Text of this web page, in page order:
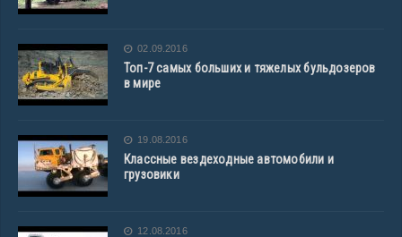
02.09.2016
Топ-7 самых больших и тяжелых бульдозеров
в мире
19.08.2016
Классные вездеходные автомобили и
грузовики
12.08.2016